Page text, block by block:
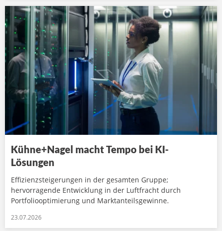
Kühne+Nagel macht Tempo bei KI-
Lösungen
Effizienzsteigerungen in der gesamten Gruppe;
hervorragende Entwicklung in der Luftfracht durch
Portfoliooptimierung und Marktanteilsgewinne.
23.07.2026